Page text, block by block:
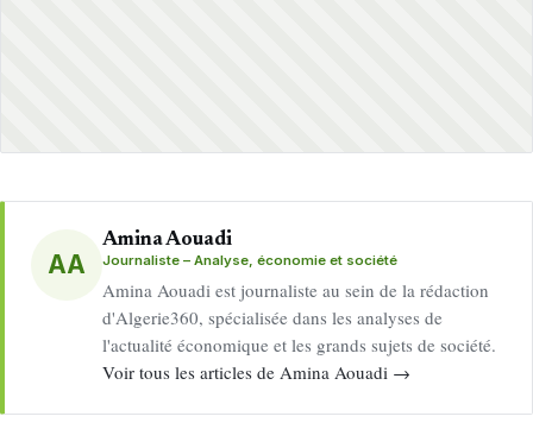
AA
Amina Aouadi
Journaliste – Analyse, économie et société
Amina Aouadi est journaliste au sein de la rédaction
d'Algerie360, spécialisée dans les analyses de
l'actualité économique et les grands sujets de société.
Voir tous les articles de Amina Aouadi →